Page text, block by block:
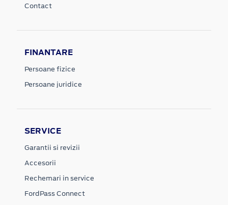
Contact
FINANTARE
Persoane fizice
Persoane juridice
SERVICE
Garantii si revizii
Accesorii
Rechemari in service
FordPass Connect